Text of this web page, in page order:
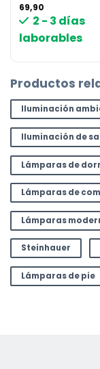
69,90
2 - 3 días
laborables
Productos
Iluminación
Iluminación de
Lámparas de
Lámparas de
Lámparas
Steinhauer
Lámparas de pie